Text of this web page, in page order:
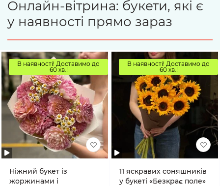
Онлайн-вітрина: букети, які є
у наявності прямо зараз
В наявності! Доставимо до
60 хв.!
Ніжний букет із
жоржинами і
В наявності! Доставимо до
60 хв.!
11 яскравих соняшників
у букеті «Безкрає поле»